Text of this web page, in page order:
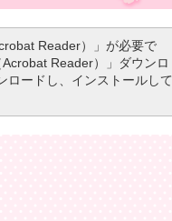
Reader）」が必要で
Reader）」ダウンロ
ロードし、インストールして